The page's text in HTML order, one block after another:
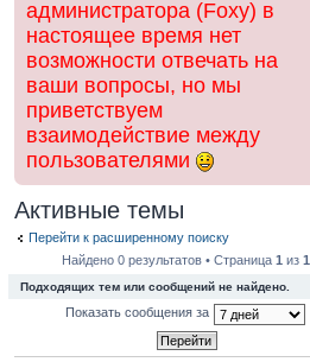
администратора (Foxy) в
настоящее время нет
возможности отвечать на
ваши вопросы, но мы
приветствуем
взаимодействие между
пользователями
Активные темы
Перейти к расширенному поиску
Найдено 0 результатов • Страница1 из1
Подходящих тем или сообщений не найдено.
Показать сообщения за